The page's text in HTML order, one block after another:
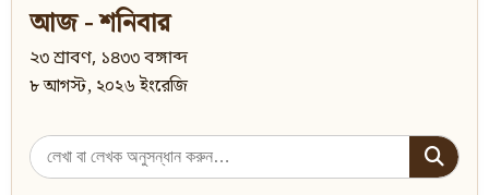
আজ - শনিবার
২৩ শ্রাবণ, ১৪৩৩ বঙ্গাব্দ
৮ আগস্ট, ২০২৬ ইংরেজি
Search
for: